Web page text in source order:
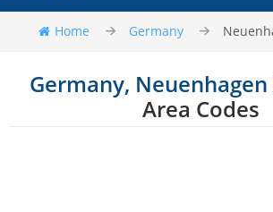
Home Germany
Germany,
Area Codes